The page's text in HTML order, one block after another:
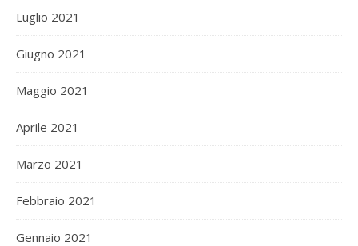
Luglio 2021
Giugno 2021
Maggio 2021
Aprile 2021
Marzo 2021
Febbraio 2021
Gennaio 2021